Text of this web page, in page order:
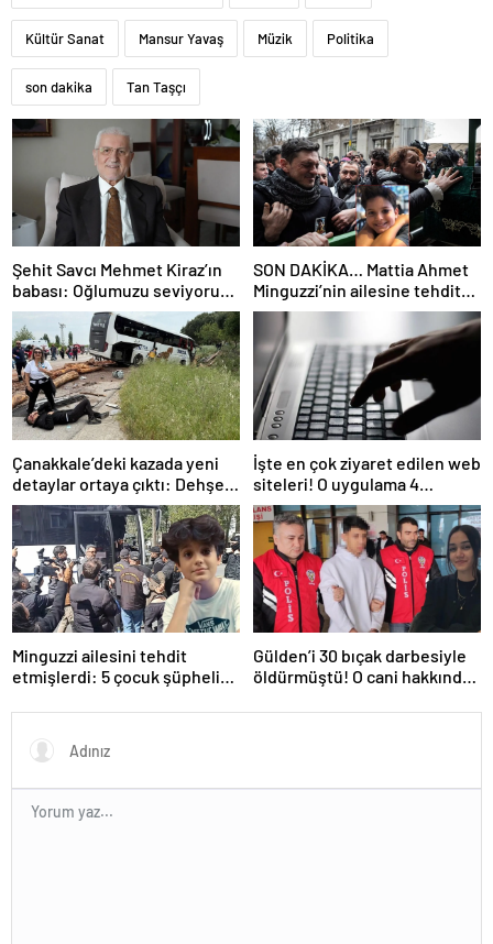
Kültür Sanat Mansur Yavaş Müzik Politika
son dakika Tan Taşçı
Şehit Savcı Mehmet Kiraz’ın
babası: Oğlumuzu seviyoruz
ama devletimizi oğlumuzdan
da çok seviyoruz
SON DAKİKA… Mattia Ahmet
Minguzzi’nin ailesine tehdit
davasında yeni gelişme: İşte
5 şüpheli hakkında istenen
ceza!
Çanakkale’deki kazada yeni
detaylar ortaya çıktı: Dehşet
kamyonunun suç dosyası
kabarık!
İşte en çok ziyaret edilen web
siteleri! O uygulama 4
basamak birden yükseldi: İlk
sırada…
Minguzzi ailesini tehdit
etmişlerdi: 5 çocuk şüpheli
oldu
Gülden’i 30 bıçak darbesiyle
öldürmüştü! O cani hakkında
donduran detaylar…